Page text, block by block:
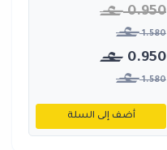
0.950
1.580
0.950
1.580
أضف إلى السلة